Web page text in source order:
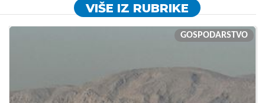
VIŠE IZ RUBRIKE
GOSPODARSTVO